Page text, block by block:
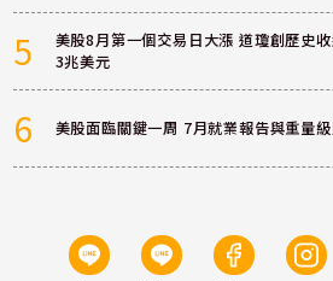
5
美股8月第一個交易日大漲 道瓊創歷史
3兆美元
6 美股面臨關鍵一周 7月就業報告與重量